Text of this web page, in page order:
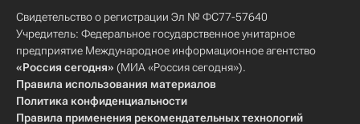
Свидетельство о регистрации Эл № ФС77-57640
Учредитель: Федеральное государственное унитарное
предприятие Международное информационное агентство
«Россия сегодня» (МИА «Россия сегодня»).
Правила использования материалов
Политика конфиденциальности
Правила применения рекомендательных технологий